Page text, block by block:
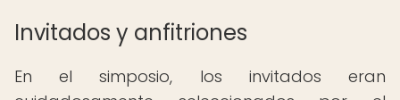
Invitados y anfitriones
En el simposio, los invitados eran